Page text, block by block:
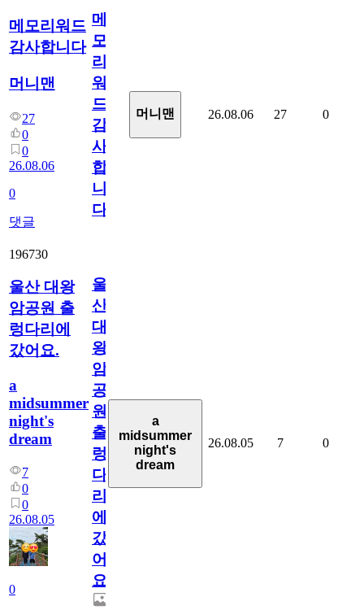
메모리워드
감사합니다
머니맨
27
0
0
26.08.06
0
댓글
메
모
리
워
드
감
사
합
니
다
머니맨 26.08.06 27 0
196730
울산 대왕
암공원 출
렁다리에
갔어요.
a
midsummer
night's
dream
7
0
0
26.08.05
0
울
산
대
왕
암
공
원
출
렁
다
리
에
갔
어
요.
a
midsummer
night's
dream
26.08.05 7 0